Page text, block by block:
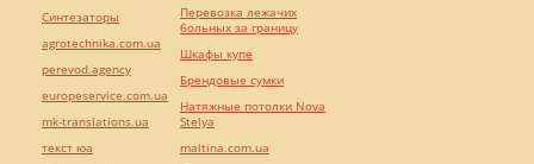
Синтезаторы
agrotechnika.com.ua
perevod.agency
europeservice.com.ua
mk-translations.ua
текст юа
Перевозка лежачих
больных за границу
Шкафы купе
Брендовые сумки
Натяжные потолки Nova
Stelya
maltina.com.ua